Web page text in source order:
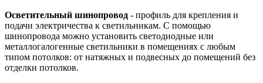
Осветительный шинопровод - профиль для крепления и
подачи электричества к светильникам. С помощью
шинопровода можно установить светодиодные или
металлогалогенные светильники в помещениях с любым
типом потолков: от натяжных и подвесных до помещений без
отделки потолков.